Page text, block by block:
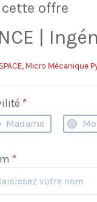
offre
|
Micro Mécanique
*
Madame
*